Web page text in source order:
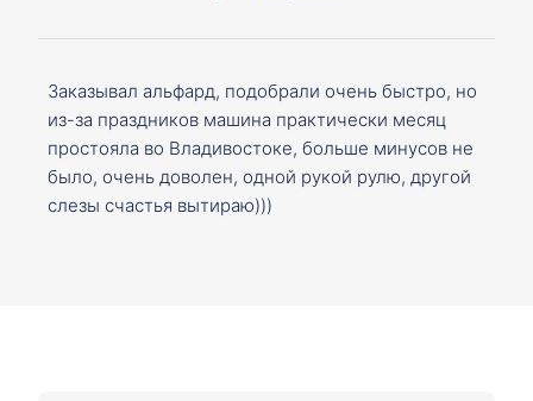
Заказывал альфард, подобрали очень быстро, но
из-за праздников машина практически месяц
простояла во Владивостоке, больше минусов не
было, очень доволен, одной рукой рулю, другой
слезы счастья вытираю)))